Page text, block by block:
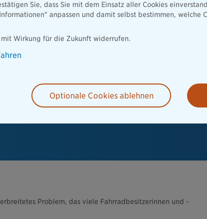
Problem, das viele Fahrradbesitzerinnen und -
Sie, dass Sie mit dem Einsatz aller Cookies
anpassen und damit selbst bestimmen, welche
Wirkung für die Zukunft widerrufen.
Optionale Cookies ablehnen